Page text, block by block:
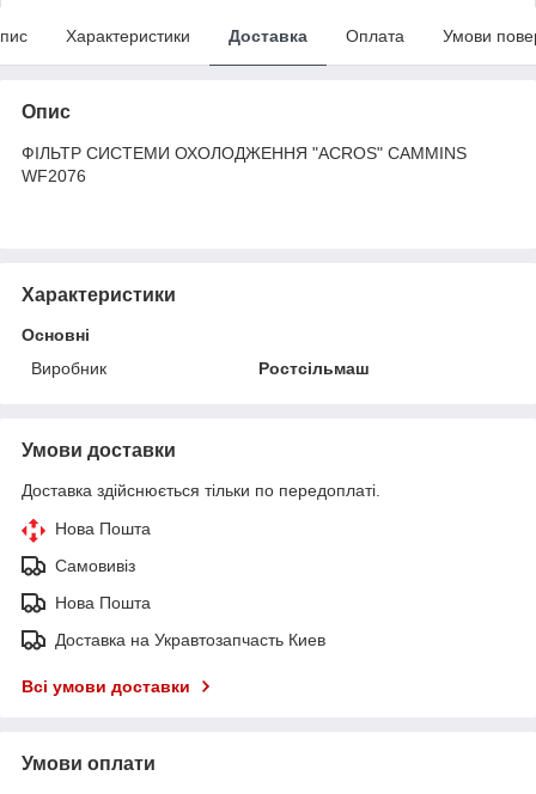
Характеристики Доставка Оплата Умови
Опис
ФІЛЬТР СИСТЕМИ ОХОЛОДЖЕННЯ "ACROS" CAMMINS
WF2076
Характеристики
Основні
Виробник
Ростсільмаш
Умови доставки
Доставка здійснюється тільки по передоплаті.
Нова Пошта
Самовивіз
Нова Пошта
Доставка на Укравтозапчасть Киев
Всі умови доставки
Умови оплати